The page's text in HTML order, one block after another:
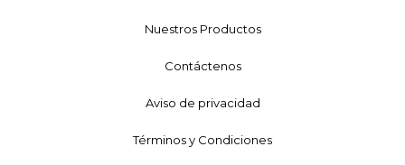
Nuestros Productos
Contáctenos
Aviso de privacidad
Términos y Condiciones